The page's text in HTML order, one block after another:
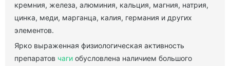
кремния, железа, алюминия, кальция, магния, натрия,
цинка, меди, марганца, калия, германия и других
элементов.
Ярко выраженная физиологическая активность
препаратов чаги обусловлена наличием большого